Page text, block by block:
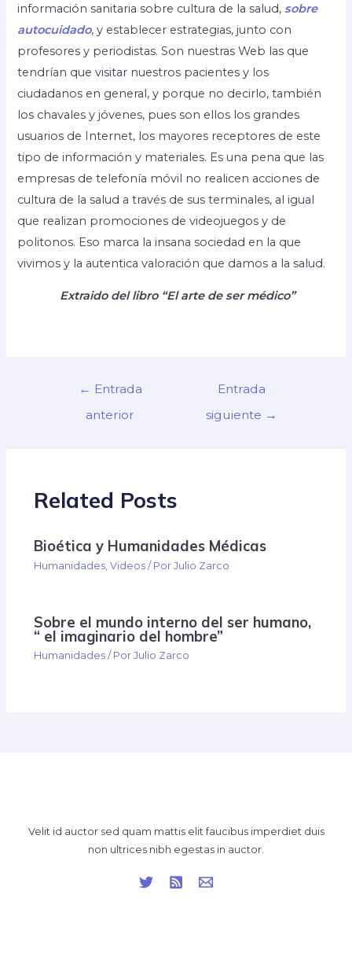
información sanitaria sobre cultura de la salud,sobre
autocuidado, y establecer estrategias, junto con
profesores y periodistas. Son nuestras Web las que
tendrían que visitar nuestros pacientes y los
ciudadanos en general, y porque no decirlo, también
los chavales y jóvenes, pues son ellos los grandes
usuarios de Internet, los mayores receptores de este
tipo de información y materiales. Es una pena que las
empresas de telefonía móvil no realicen acciones de
cultura de la salud a través de sus terminales, al igual
que realizan promociones de videojuegos y de
politonos. Eso marca la insana sociedad en la que
vivimos y la autentica valoración que damos a la salud.
Extraido del libro “El arte de ser médico”
← Entrada
anterior
Entrada
siguiente →
Related Posts
Bioética y Humanidades Médicas
Humanidades, Videos/ Por Julio Zarco
Sobre el mundo interno del ser humano,
“ el imaginario del hombre”
Humanidades/ Por Julio Zarco
Velit id auctor sed quam mattis elit faucibus imperdiet duis
non ultrices nibh egestas in auctor.